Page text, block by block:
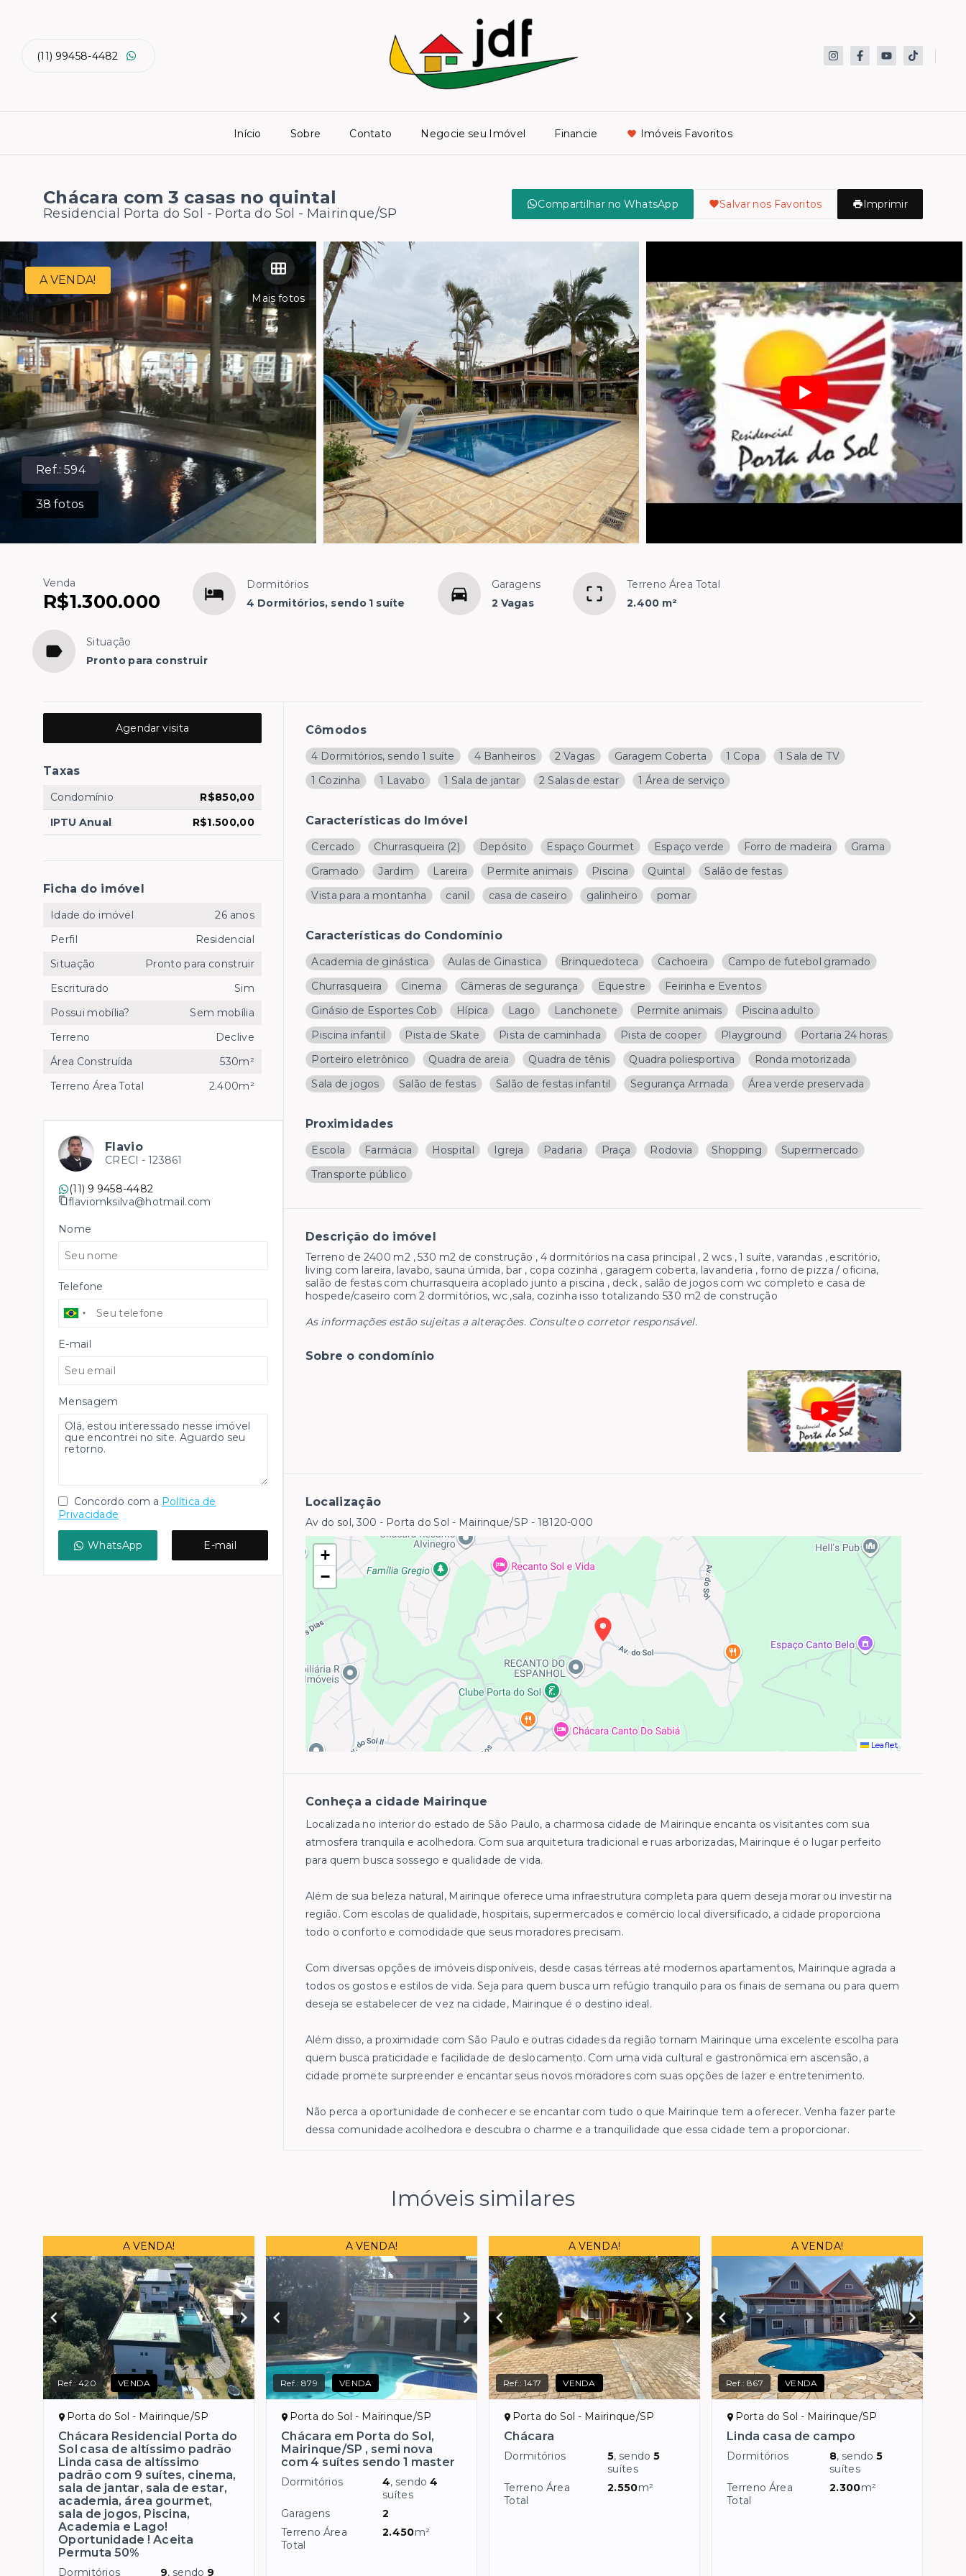
(11) 99458-4482
Início Sobre Contato Negocie seu Imóvel Financie Imóveis Favoritos
Chácara com 3 casas no quintal
Residencial Porta do Sol - Porta do Sol - Mairinque/SP
Compartilhar no WhatsApp Salvar nos Favoritos Imprimir
Ref.:594
38 fotos
Mais fotos
A VENDA!
Venda
R$1.300.000
Dormitórios
4 Dormitórios, sendo 1 suíte
Garagens
2 Vagas
Terreno Área Total
2.400 m²
Situação
Pronto para construir
Cômodos
4 Dormitórios, sendo 1 suíte 4 Banheiros 2 Vagas Garagem Coberta 1 Copa
1 Sala de TV
1 Cozinha
1 Lavabo 1 Sala de jantar 2 Salas de estar 1 Área de serviço
Características do Imóvel
Cercado Churrasqueira (2) Depósito Espaço Gourmet Espaço verde Forro de madeira
Grama
Gramado
Jardim Lareira Permite animais Piscina Quintal
Salão de festas
Vista para a montanha
canil casa de caseiro galinheiro pomar
Características do Condomínio
Academia de ginástica Aulas de Ginastica Brinquedoteca Cachoeira
Campo de futebol gramado
Churrasqueira
Cinema Câmeras de segurança Equestre
Feirinha e Eventos
Ginásio de Esportes Cob
Hípica Lago Lanchonete Permite animais
Piscina adulto
Piscina infantil
Pista de Skate Pista de caminhada Pista de cooper Playground
Portaria 24 horas
Porteiro eletrônico
Quadra de areia Quadra de tênis Quadra poliesportiva
Ronda motorizada
Sala de jogos
Salão de festas Salão de festas infantil Segurança Armada Área verde preservada
Proximidades
Escola Farmácia Hospital Igreja Padaria Praça Rodovia Shopping
Supermercado
Transporte público
Descrição do imóvel
Terreno de 2400 m2 , 530 m2 de construção , 4 dormitórios na casa principal , 2 wcs , 1 suíte, varandas , escritório,
living com lareira, lavabo, sauna úmida, bar , copa cozinha , garagem coberta, lavanderia , forno de pizza / oficina,
salão de festas com churrasqueira acoplado junto a piscina , deck , salão de jogos com wc completo e casa de
hospede/caseiro com 2 dormitórios, wc ,sala, cozinha isso totalizando 530 m2 de construção
As informações estão sujeitas a alterações. Consulte o corretor responsável.
Sobre o condomínio
Localização
Av do sol, 300 - Porta do Sol - Mairinque/SP - 18120-000
+
−
Leaflet
Conheça a cidade Mairinque
Localizada no interior do estado de São Paulo, a charmosa cidade de Mairinque encanta os visitantes com sua
atmosfera tranquila e acolhedora. Com sua arquitetura tradicional e ruas arborizadas, Mairinque é o lugar perfeito
para quem busca sossego e qualidade de vida.
Além de sua beleza natural, Mairinque oferece uma infraestrutura completa para quem deseja morar ou investir na
região. Com escolas de qualidade, hospitais, supermercados e comércio local diversificado, a cidade proporciona
todo o conforto e comodidade que seus moradores precisam.
Com diversas opções de imóveis disponíveis, desde casas térreas até modernos apartamentos, Mairinque agrada a
todos os gostos e estilos de vida. Seja para quem busca um refúgio tranquilo para os finais de semana ou para quem
deseja se estabelecer de vez na cidade, Mairinque é o destino ideal.
Além disso, a proximidade com São Paulo e outras cidades da região tornam Mairinque uma excelente escolha para
quem busca praticidade e facilidade de deslocamento. Com uma vida cultural e gastronômica em ascensão, a
cidade promete surpreender e encantar seus novos moradores com suas opções de lazer e entretenimento.
Não perca a oportunidade de conhecer e se encantar com tudo o que Mairinque tem a oferecer. Venha fazer parte
dessa comunidade acolhedora e descubra o charme e a tranquilidade que essa cidade tem a proporcionar.
Agendar visita
Taxas
Condomínio
R$850,00
IPTU Anual
R$1.500,00
Ficha do imóvel
Idade do imóvel
26 anos
Perfil
Residencial
Situação
Pronto para construir
Escriturado
Sim
Possui mobília?
Sem mobília
Terreno
Declive
Área Construída
530m²
Terreno Área Total
2.400m²
Flavio
CRECI - 123861
(11) 9 9458-4482
flaviomksilva@hotmail.com
Nome
Telefone
E-mail
Mensagem
Concordo com a Política de
Privacidade
WhatsApp E-mail
Imóveis similares
A VENDA!
Ref.:420 VENDA
Porta do Sol - Mairinque/SP
Chácara Residencial Porta do
Sol casa de altíssimo padrão
Linda casa de altíssimo
padrão com 9 suítes, cinema,
sala de jantar, sala de estar,
academia, área gourmet,
sala de jogos, Piscina,
Academia e Lago!
Oportunidade ! Aceita
Permuta 50%
Dormitórios 9, sendo 9
A VENDA!
Ref.:879 VENDA
Porta do Sol - Mairinque/SP
Chácara em Porta do Sol,
Mairinque/SP , semi nova
com 4 suítes sendo 1 master
Dormitórios 4, sendo4
suítes
Garagens
2
Terreno Área
Total
2.450m²
A VENDA!
Ref.:1417 VENDA
Porta do Sol - Mairinque/SP
Chácara
Dormitórios 5, sendo5
suítes
Terreno Área
Total
2.550m²
A VENDA!
Ref.:867 VENDA
Porta do Sol - Mairinque/SP
Linda casa de campo
Dormitórios 8, sendo5
suítes
Terreno Área
Total
2.300m²